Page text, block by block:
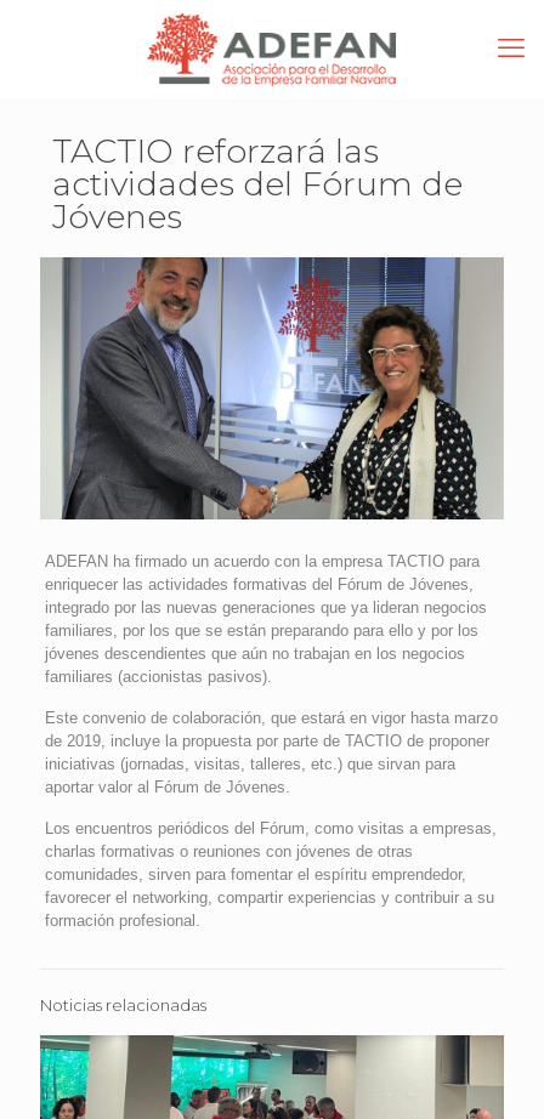
TACTIO reforzará las
actividades del Fórum de
Jóvenes
ADEFAN ha firmado un acuerdo con la empresa TACTIO para
enriquecer las actividades formativas del Fórum de Jóvenes,
integrado por las nuevas generaciones que ya lideran negocios
familiares, por los que se están preparando para ello y por los
jóvenes descendientes que aún no trabajan en los negocios
familiares (accionistas pasivos).
Este convenio de colaboración, que estará en vigor hasta marzo
de 2019, incluye la propuesta por parte de TACTIO de proponer
iniciativas (jornadas, visitas, talleres, etc.) que sirvan para
aportar valor al Fórum de Jóvenes.
Los encuentros periódicos del Fórum, como visitas a empresas,
charlas formativas o reuniones con jóvenes de otras
comunidades, sirven para fomentar el espíritu emprendedor,
favorecer el networking, compartir experiencias y contribuir a su
formación profesional.
Noticias relacionadas